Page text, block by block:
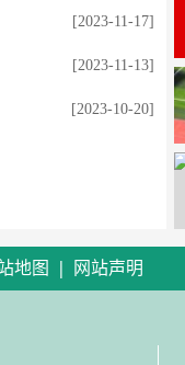
[2023-11-17]
[2023-11-13]
[2023-10-20]
地图 网站声明